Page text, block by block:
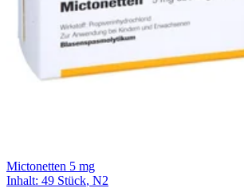
Mictonetten 5 mg
Inhalt: 49 Stück, N2